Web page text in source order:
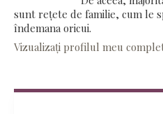
sunt rețete de familie, cum le
îndemana oricui.
Vizualizați profilul meu